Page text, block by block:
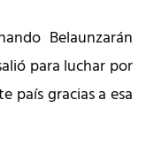
Belaunzarán
para luchar por
país gracias a esa